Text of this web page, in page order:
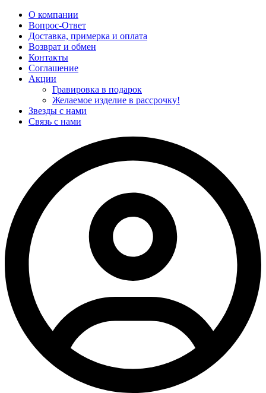
О компании
Вопрос-Ответ
Доставка, примерка и оплата
Возврат и обмен
Контакты
Соглашение
Акции
Гравировка в подарок
Желаемое изделие в рассрочку!
Звезды с нами
Связь с нами